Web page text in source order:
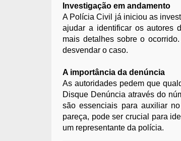
Investigação em andamento
A Polícia Civil já iniciou as
ajudar a identificar os autores
mais detalhes sobre o
desvendar o caso.
A importância da denúncia
As autoridades pedem que
Disque Denúncia através do
são essenciais para auxiliar
pareça, pode ser crucial para
um representante da polícia.